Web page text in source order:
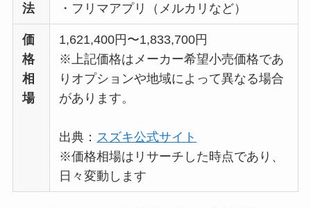
法
・フリマアプリ（メルカリなど）
価
格
相
場
1,621,400円〜1,833,700円
※上記価格はメーカー希望小売価格であ
りオプションや地域によって異なる場合
があります。
出典： スズキ公式サイト
※価格相場はリサーチした時点であり、
日々変動します